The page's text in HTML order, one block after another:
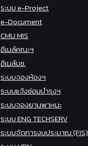
ระบบ e-Project
e-Document
CMU MIS
อีเมล์คณะฯ
อีเมล์มช.
ระบบจองห้องฯ
ระบบแจ้งซ่อมบำรุงฯ
ระบบจองยานพาหนะ
ระบบ ENG TECHSERV
ระบบจัดการงบประมาณ (FIS)